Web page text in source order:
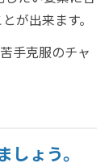
が出来ます。
手克服のチャ
ょう。